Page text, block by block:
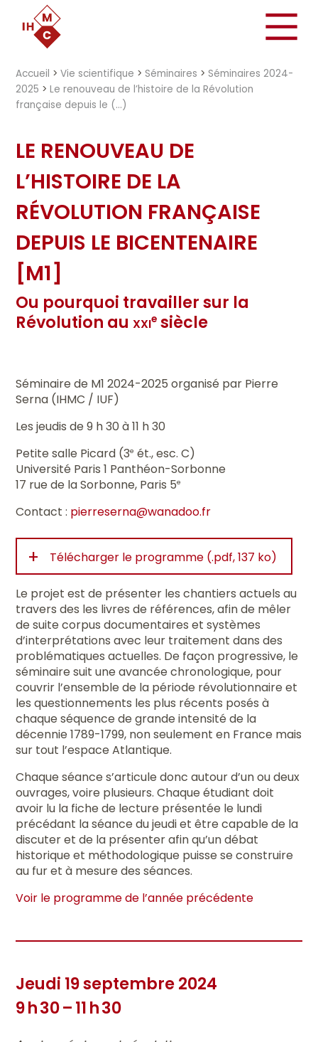
Accueil >Vie scientifique > Séminaires > Séminaires 2024-
2025 >Le renouveau de l’histoire de la Révolution
française depuis le (…)
LE RENOUVEAU DE
L’HISTOIRE DE LA
RÉVOLUTION FRANÇAISE
DEPUIS LE BICENTENAIRE
[M1]
Ou pourquoi travailler sur la
Révolution auxxie siècle
Séminaire de M1 2024-2025 organisé par Pierre
Serna (IHMC / IUF)
Les jeudis de 9 h 30 à 11 h 30
Petite salle Picard (3e ét., esc. C)
Université Paris 1 Panthéon-Sorbonne
17 rue de la Sorbonne, Paris 5e
Contact : pierreserna@wanadoo.fr
+ Télécharger le programme (.pdf, 137 ko)
Le projet est de présenter les chantiers actuels au
travers des les livres de références, afin de mêler
de suite corpus documentaires et systèmes
d’interprétations avec leur traitement dans des
problématiques actuelles. De façon progressive, le
séminaire suit une avancée chronologique, pour
couvrir l’ensemble de la période révolutionnaire et
les questionnements les plus récents posés à
chaque séquence de grande intensité de la
décennie 1789-1799, non seulement en France mais
sur tout l’espace Atlantique.
Chaque séance s’articule donc autour d’un ou deux
ouvrages, voire plusieurs. Chaque étudiant doit
avoir lu la fiche de lecture présentée le lundi
précédant la séance du jeudi et être capable de la
discuter et de la présenter afin qu’un débat
historique et méthodologique puisse se construire
au fur et à mesure des séances.
Voir le programme de l’année précédente
Jeudi 19 septembre 2024
9 h 30 – 11 h 30